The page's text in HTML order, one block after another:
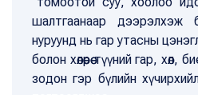
шалтгаанаар
нуруунд нь гар утасны
болон хөлөөрөө түүний гар,
зодон гэр бүлийн